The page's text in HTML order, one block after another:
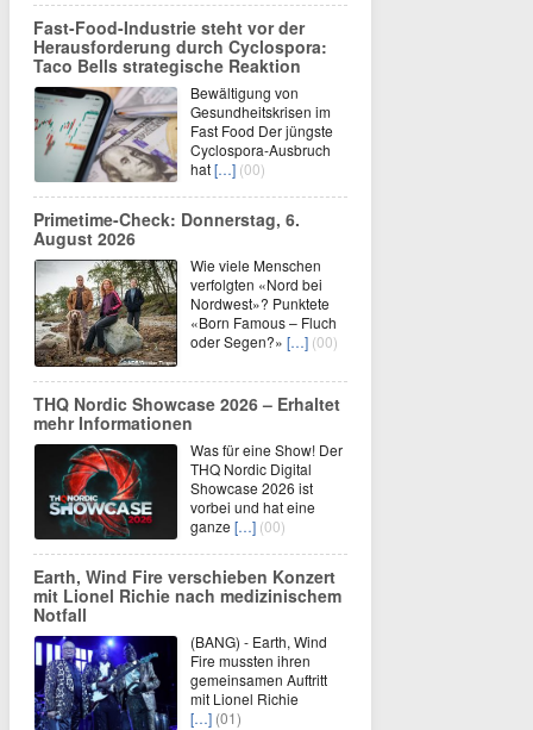
Fast-Food-Industrie steht vor der
Herausforderung durch Cyclospora:
Taco Bells strategische Reaktion
Bewältigung von
Gesundheitskrisen im
Fast Food Der jüngste
Cyclospora-Ausbruch
hat[…] (00)
Primetime-Check: Donnerstag, 6.
August 2026
Wie viele Menschen
verfolgten «Nord bei
Nordwest»? Punktete
«Born Famous – Fluch
oder Segen?» […] (00)
THQ Nordic Showcase 2026 – Erhaltet
mehr Informationen
Was für eine Show! Der
THQ Nordic Digital
Showcase 2026 ist
vorbei und hat eine
ganze […] (00)
Earth, Wind Fire verschieben Konzert
mit Lionel Richie nach medizinischem
Notfall
(BANG) - Earth, Wind
Fire mussten ihren
gemeinsamen Auftritt
mit Lionel Richie
[…] (01)